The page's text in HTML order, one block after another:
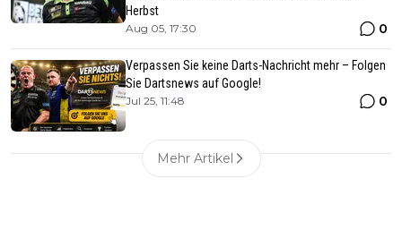
Herbst
Aug 05, 17:30 0
Verpassen Sie keine Darts-Nachricht mehr – Folgen
Sie Dartsnews auf Google!
Jul 25, 11:48 0
Mehr Artikel